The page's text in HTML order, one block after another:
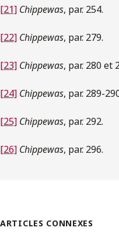
[21] Chippewas, par. 254.
[22] Chippewas, par. 279.
[23] Chippewas, par. 280 et
[24] Chippewas, par. 289-
[25] Chippewas, par. 292.
[26] Chippewas, par. 296.
ARTICLES CONNEXES